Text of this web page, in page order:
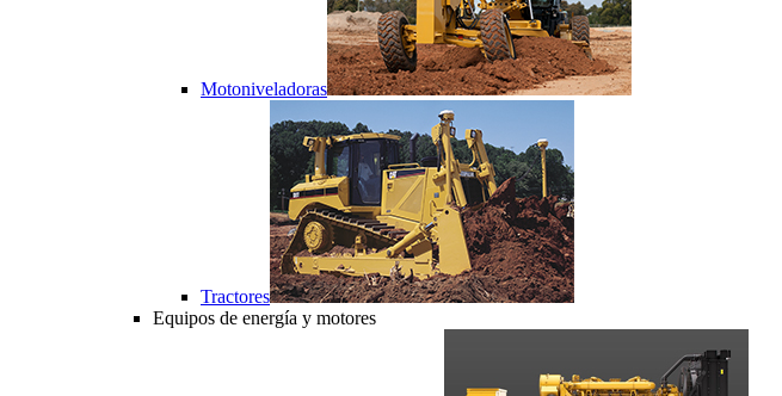
Motoniveladoras
Tractores
Equipos de energía y motores